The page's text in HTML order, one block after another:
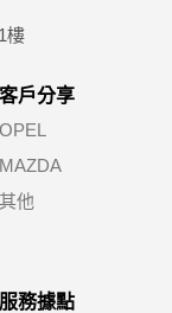
樓
客戶分享
OPEL
MAZDA
其他
服務據點